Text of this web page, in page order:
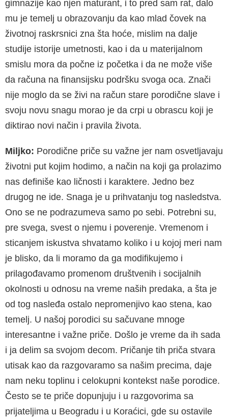
gimnazije kao njen maturant, i to pred sam rat, dalo
mu je temelj u obrazovanju da kao mlad čovek na
životnoj raskrsnici zna šta hoće, mislim na dalje
studije istorije umetnosti, kao i da u materijalnom
smislu mora da počne iz početka i da ne može više
da računa na finansijsku podršku svoga oca. Znači
nije moglo da se živi na račun stare porodične slave i
svoju novu snagu morao je da crpi u obrascu koji je
diktirao novi način i pravila života.
Miljko: Porodične priče su važne jer nam osvetljavaju
životni put kojim hodimo, a način na koji ga prolazimo
nas definiše kao ličnosti i karaktere. Jedno bez
drugog ne ide. Snaga je u prihvatanju tog nasledstva.
Ono se ne podrazumeva samo po sebi. Potrebni su,
pre svega, svest o njemu i poverenje. Vremenom i
sticanjem iskustva shvatamo koliko i u kojoj meri nam
je blisko, da li moramo da ga modifikujemo i
prilagođavamo promenom društvenih i socijalnih
okolnosti u odnosu na vreme naših predaka, a šta je
od tog nasleđa ostalo nepromenjivo kao stena, kao
temelj. U našoj porodici su sačuvane mnoge
interesantne i važne priče. Došlo je vreme da ih sada
i ja delim sa svojom decom. Pričanje tih priča stvara
utisak kao da razgovaramo sa našim precima, daje
nam neku toplinu i celokupni kontekst naše porodice.
Često se te priče dopunjuju i u razgovorima sa
prijateljima u Beogradu i u Koraćici, gde su ostavile